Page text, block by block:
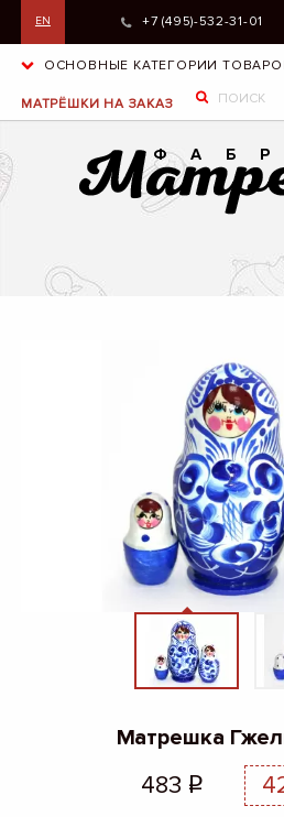
EN +7 (495)-532-31-01
ОСНОВНЫЕ КАТЕГОРИИ
МАТРЁШКИ НА ЗАКАЗ
Матрешка
483 q